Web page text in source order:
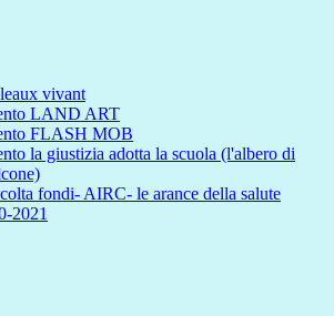
vivant
LAND ART
FLASH MOB
la giustizia adotta la scuola (l'albero di
fondi- AIRC- le arance della salute
2021